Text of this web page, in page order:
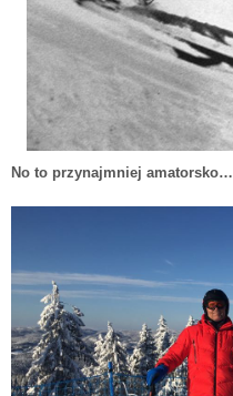
No to przynajmniej amatorsko…